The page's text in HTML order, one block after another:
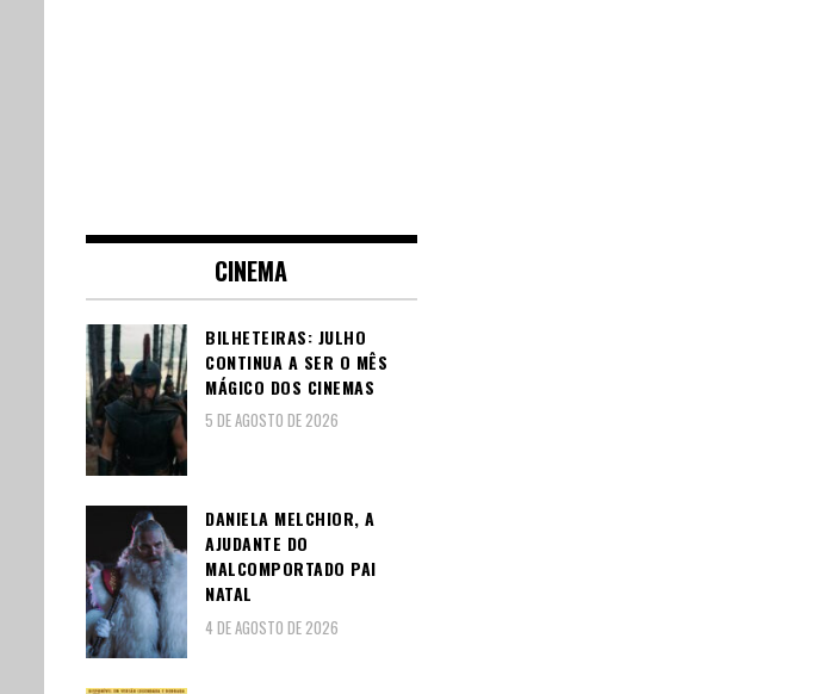
CINEMA
BILHETEIRAS: JULHO
CONTINUA A SER O MÊS
MÁGICO DOS CINEMAS
5 DE AGOSTO DE 2026
DANIELA MELCHIOR, A
AJUDANTE DO
MALCOMPORTADO PAI
NATAL
4 DE AGOSTO DE 2026